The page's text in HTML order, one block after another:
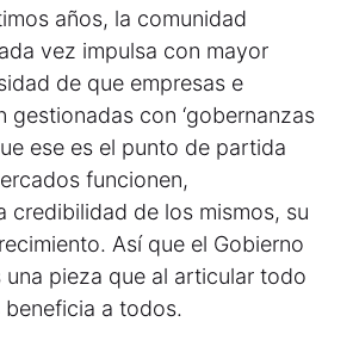
años, la comunidad
vez impulsa con mayor
de que empresas e
gestionadas con ‘gobernanzas
ese es el punto de partida
funcionen,
credibilidad de los mismos, su
Así que el Gobierno
pieza que al articular todo
beneficia a todos.